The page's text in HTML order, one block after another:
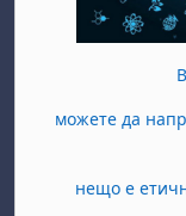
можете да
нещо е